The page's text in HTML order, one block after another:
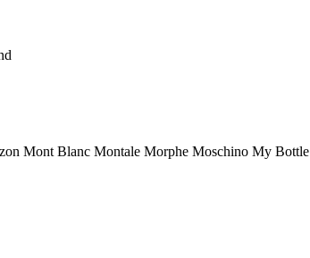
Mont Blanc Montale Morphe Moschino My Bottle